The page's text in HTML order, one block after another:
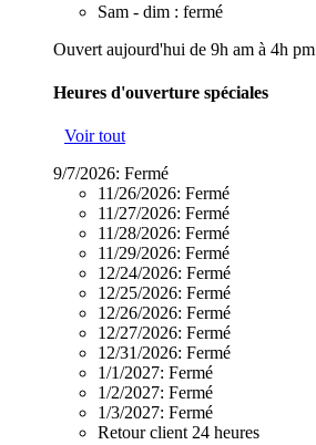
Sam - dim : fermé
Ouvert aujourd'hui de 9h am à 4h pm
Heures d'ouverture spéciales
Voir tout
9/7/2026: Fermé
11/26/2026: Fermé
11/27/2026: Fermé
11/28/2026: Fermé
11/29/2026: Fermé
12/24/2026: Fermé
12/25/2026: Fermé
12/26/2026: Fermé
12/27/2026: Fermé
12/31/2026: Fermé
1/1/2027: Fermé
1/2/2027: Fermé
1/3/2027: Fermé
Retour client 24 heures